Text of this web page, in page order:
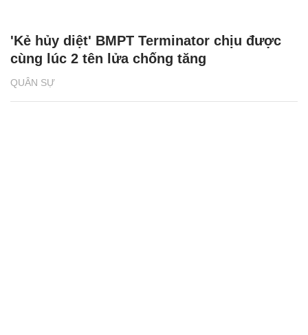
QUÂN SỰ
'Kẻ hủy diệt' BMPT Terminator chịu được
cùng lúc 2 tên lửa chống tăng